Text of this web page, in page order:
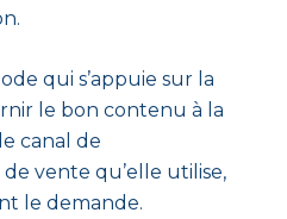
qui s’appuie sur la
le bon contenu à la
canal de
vente qu’elle utilise,
le demande.